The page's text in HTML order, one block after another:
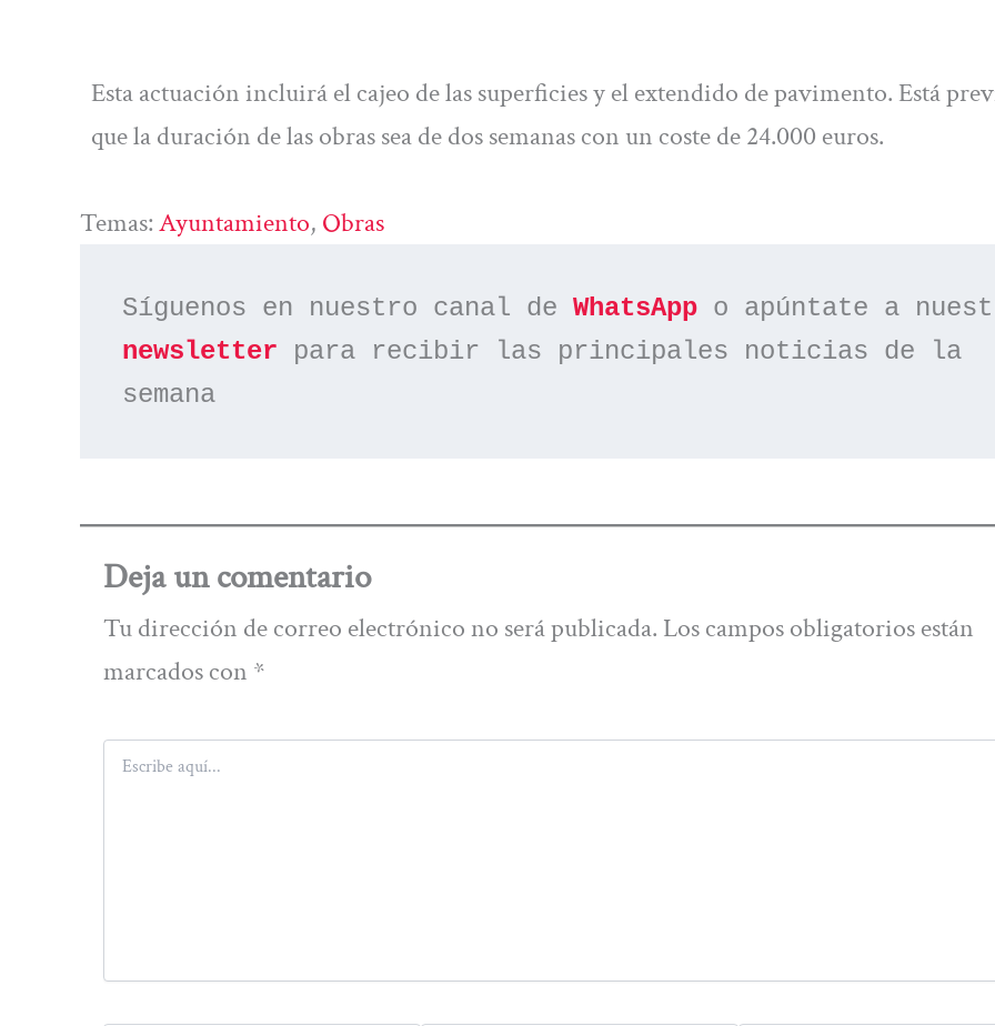
Esta actuación incluirá el cajeo de las superficies y el extendido de pavimento. Está
que la duración de las obras sea de dos semanas con un coste de 24.000 euros.
Temas:Ayuntamiento, Obras
Síguenos en nuestro canal de WhatsApp
newsletter para recibir las principales noticias de la
semana
Deja un comentario
Tu dirección de correo electrónico no será publicada. Los campos obligatorios están
marcados con *
Escribe
aquí...